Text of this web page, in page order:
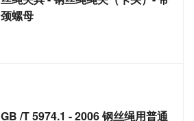
颈螺母
GB /T 5974.1 - 2006 钢丝绳用普通